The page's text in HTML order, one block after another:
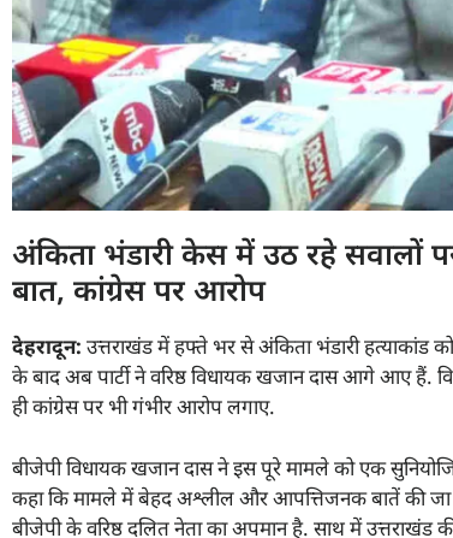
अंकिता भंडारी केस में उठ रहे सवालों
बात, कांग्रेस पर आरोप
देहरादून: उत्तराखंड में हफ्ते भर से अंकिता भंडारी हत्याकांड
के बाद अब पार्टी ने वरिष्ठ विधायक खजान दास आगे आए हैं.
ही कांग्रेस पर भी गंभीर आरोप लगाए.
बीजेपी विधायक खजान दास ने इस पूरे मामले को एक
कहा कि मामले में बेहद अश्लील और आपत्तिजनक बातें की जा
बीजेपी के वरिष्ठ दलित नेता का अपमान है. साथ में